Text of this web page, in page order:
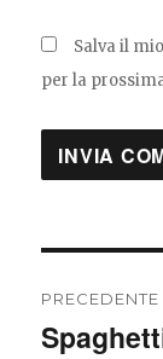
Salva il
per la
articoli
PRECEDENTE
Articolo